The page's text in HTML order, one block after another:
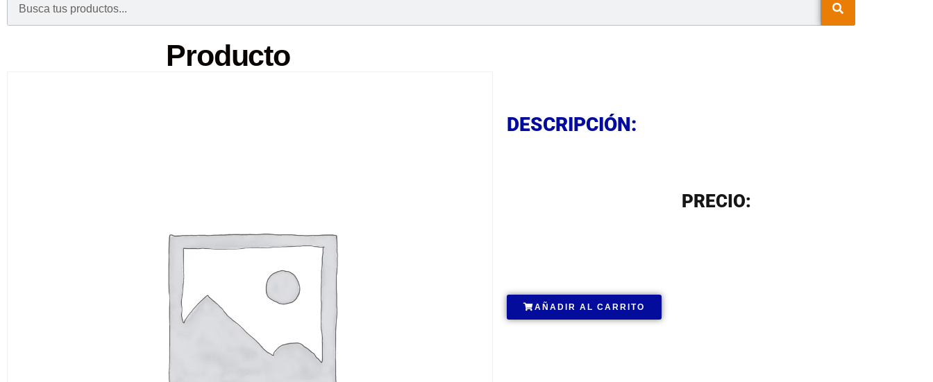
Producto
DESCRIPCIÓN:
PRECIO:
AÑADIR AL CARRITO